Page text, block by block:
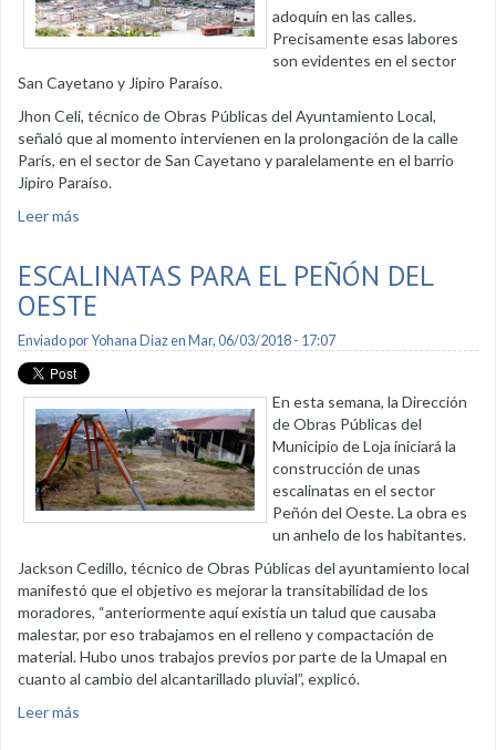
adoquín en las calles.
Precisamente esas labores
son evidentes en el sector
San Cayetano y Jipiro Paraíso.
Jhon Celi, técnico de Obras Públicas del Ayuntamiento Local,
señaló que al momento intervienen en la prolongación de la calle
París, en el sector de San Cayetano y paralelamente en el barrio
Jipiro Paraíso.
Leer más
ESCALINATAS PARA EL PEÑÓN DEL
OESTE
Enviado porYohana Diazen Mar, 06/03/2018 - 17:07
En esta semana, la Dirección
de Obras Públicas del
Municipio de Loja iniciará la
construcción de unas
escalinatas en el sector
Peñón del Oeste. La obra es
un anhelo de los habitantes.
Jackson Cedillo, técnico de Obras Públicas del ayuntamiento local
manifestó que el objetivo es mejorar la transitabilidad de los
moradores, “anteriormente aquí existía un talud que causaba
malestar, por eso trabajamos en el relleno y compactación de
material. Hubo unos trabajos previos por parte de la Umapal en
cuanto al cambio del alcantarillado pluvial”, explicó.
Leer más